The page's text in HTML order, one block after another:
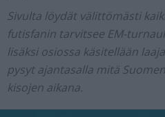
Sivulta löydät välittömästi
futisfanin tarvitsee EM-
lisäksi osiossa käsitellään
pysyt ajantasalla mitä
kisojen aikana.